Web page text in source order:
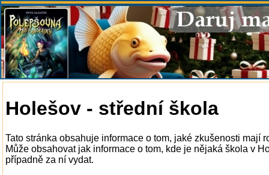
Holešov - střední škola
Tato stránka obsahuje informace o tom, jaké zkušenosti mají
Může obsahovat jak informace o tom, kde je nějaká škola v
případně za ní vydat.